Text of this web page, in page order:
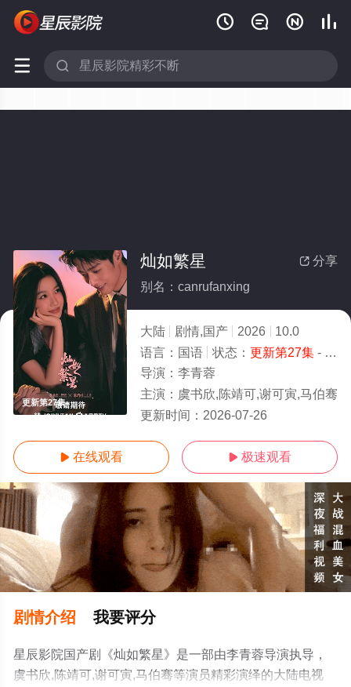
   
 
更新第27集
 分享
灿如繁星
别名：canrufanxing
大陆 剧情,国产 2026
10.0
语言： 国语 状态： 更新第27集- 免费在线观看
导演： 李青蓉
主演： 虞书欣,陈靖可,谢可寅,马伯骞
更新时间： 2026-07-26
 在线观看  极速观看
剧情介绍 我要评分
星辰影院国产剧《灿如繁星》是一部由李青蓉导演执导，
虞书欣,陈靖可,谢可寅,马伯骞等演员精彩演绎的大陆电视